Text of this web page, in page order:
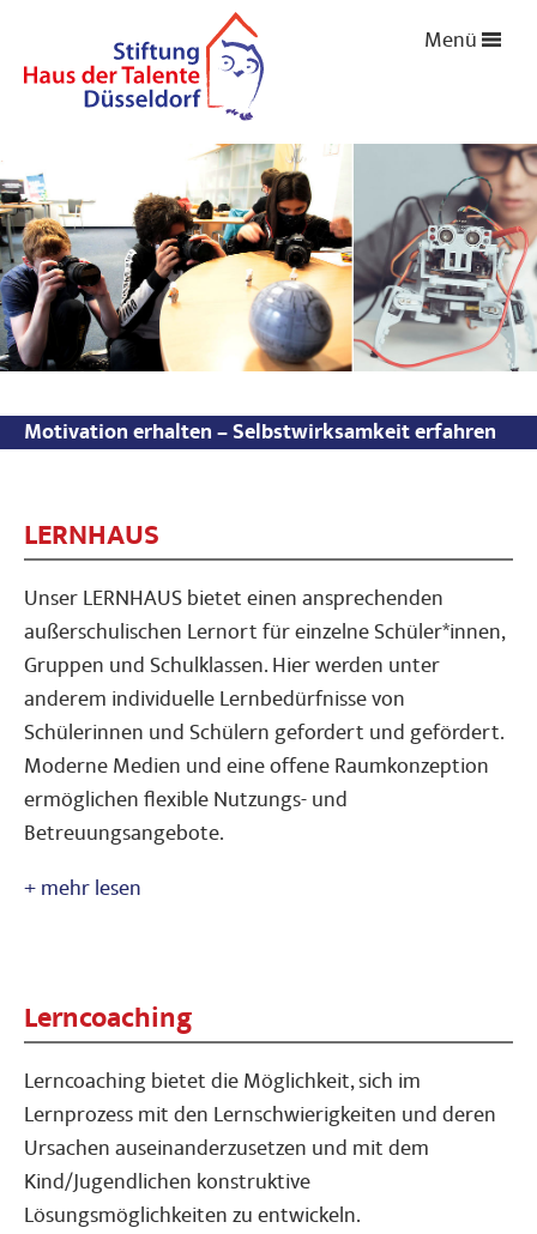
Menü
Motivation erhalten – Selbstwirksamkeit erfahren
LERNHAUS
Unser LERNHAUS bietet einen ansprechenden
außerschulischen Lernort für einzelne Schüler*innen,
Gruppen und Schulklassen. Hier werden unter
anderem individuelle Lernbedürfnisse von
Schülerinnen und Schülern gefordert und gefördert.
Moderne Medien und eine offene Raumkonzeption
ermöglichen flexible Nutzungs- und
Betreuungsangebote.
Lerncoaching
Lerncoaching bietet die Möglichkeit, sich im
Lernprozess mit den Lernschwierigkeiten und deren
Ursachen auseinanderzusetzen und mit dem
Kind/Jugendlichen konstruktive
Lösungsmöglichkeiten zu entwickeln.